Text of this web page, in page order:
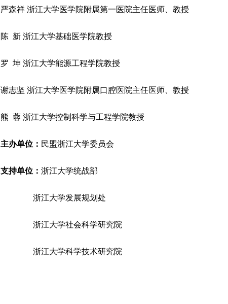
严森祥 浙江大学医学院附属第一医院主任医师、教授
陈 新 浙江大学基础医学院教授
罗 坤 浙江大学能源工程学院教授
谢志坚 浙江大学医学院附属口腔医院主任医师、教授
熊 蓉 浙江大学控制科学与工程学院教授
主办单位： 民盟浙江大学委员会
支持单位： 浙江大学统战部
浙江大学发展规划处
浙江大学社会科学研究院
浙江大学科学技术研究院